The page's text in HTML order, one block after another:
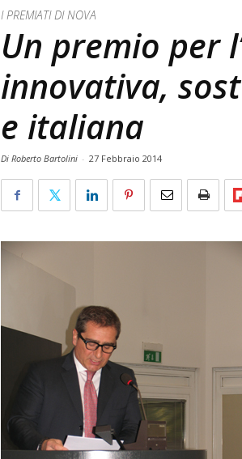
I PREMIATI DI NOVA
Un premio per
innovativa,
e italiana
Di Roberto Bartolini - 27 Febbraio 2014